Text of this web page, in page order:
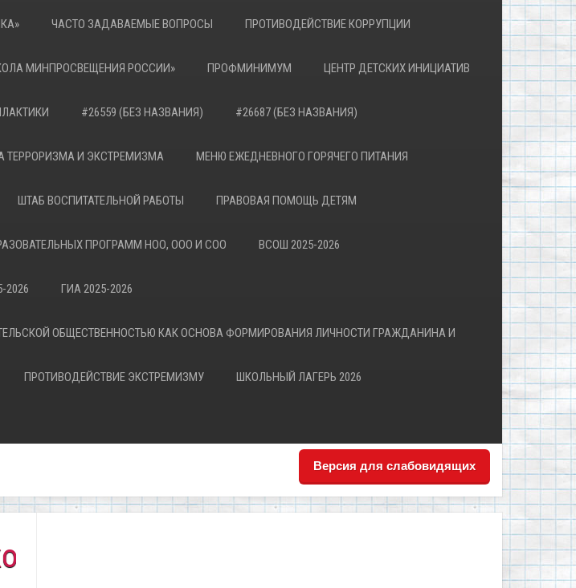
ЧАСТО ЗАДАВАЕМЫЕ ВОПРОСЫ ПРОТИВОДЕЙСТВИЕ КОРРУПЦИИ
МИНПРОСВЕЩЕНИЯ РОССИИ» ПРОФМИНИМУМ ЦЕНТР ДЕТСКИХ ИНИЦИАТИВ
#26559 (БЕЗ НАЗВАНИЯ) #26687 (БЕЗ НАЗВАНИЯ)
ТЕРРОРИЗМА И ЭКСТРЕМИЗМА МЕНЮ ЕЖЕДНЕВНОГО ГОРЯЧЕГО ПИТАНИЯ
ШТАБ ВОСПИТАТЕЛЬНОЙ РАБОТЫ ПРАВОВАЯ ПОМОЩЬ ДЕТЯМ
ПРОГРАММ НОО, ООО И СОО ВСОШ 2025-2026
2026 ГИА 2025-2026
ОБЩЕСТВЕННОСТЬЮ КАК ОСНОВА ФОРМИРОВАНИЯ ЛИЧНОСТИ ГРАЖДАНИНА И
ПРОТИВОДЕЙСТВИЕ ЭКСТРЕМИЗМУ ШКОЛЬНЫЙ ЛАГЕРЬ 2026
Версия для слабовидящих
всем!"